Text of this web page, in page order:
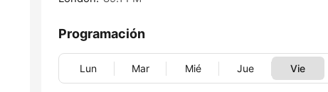
Programación
Lun Mar Mié Jue Vie